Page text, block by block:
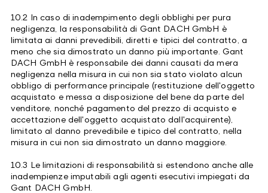
10.2 In caso di inadempimento degli obblighi per pura
negligenza, la responsabilità di Gant DACH GmbH è
limitata ai danni prevedibili, diretti e tipici del contratto, a
meno che sia dimostrato un danno più importante. Gant
DACH GmbH è responsabile dei danni causati da mera
negligenza nella misura in cui non sia stato violato alcun
obbligo di performance principale (restituzione dell'oggetto
acquistato e messa a disposizione del bene da parte del
venditore, nonché pagamento del prezzo di acquisto e
accettazione dell'oggetto acquistato dall'acquirente),
limitato al danno prevedibile e tipico del contratto, nella
misura in cui non sia dimostrato un danno maggiore.
10.3 Le limitazioni di responsabilità si estendono anche alle
inadempienze imputabili agli agenti esecutivi impiegati da
Gant DACH GmbH.